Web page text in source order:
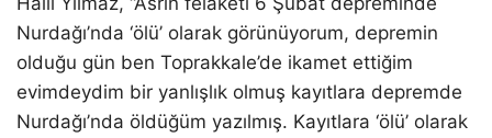
Nurdağı’nda ‘ölü’ olarak görünüyorum, depremin
olduğu gün ben Toprakkale’de ikamet ettiğim
evimdeydim bir yanlışlık olmuş kayıtlara depremde
Nurdağı’nda öldüğüm yazılmış. Kayıtlara ‘ölü’ olarak